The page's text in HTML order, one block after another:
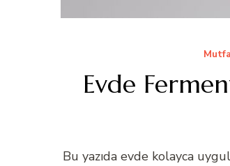
Evde
Bu yazıda evde kolayca